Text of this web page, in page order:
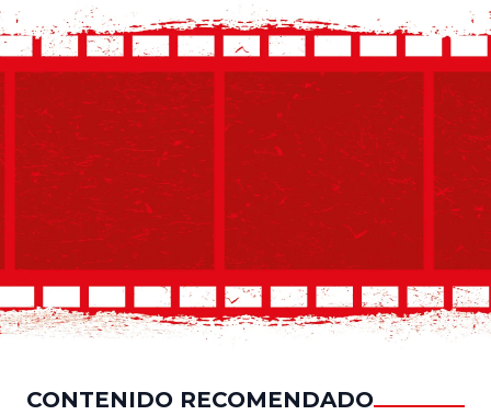
CONTENIDO RECOMENDADO